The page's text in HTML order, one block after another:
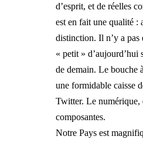
d’esprit, et de réelles
est en fait une qualité :
distinction. Il n’y a
« petit » d’aujourd’hui
de demain. Le bouche
une formidable caisse
Twitter. Le numérique,
composantes.
Notre Pays est